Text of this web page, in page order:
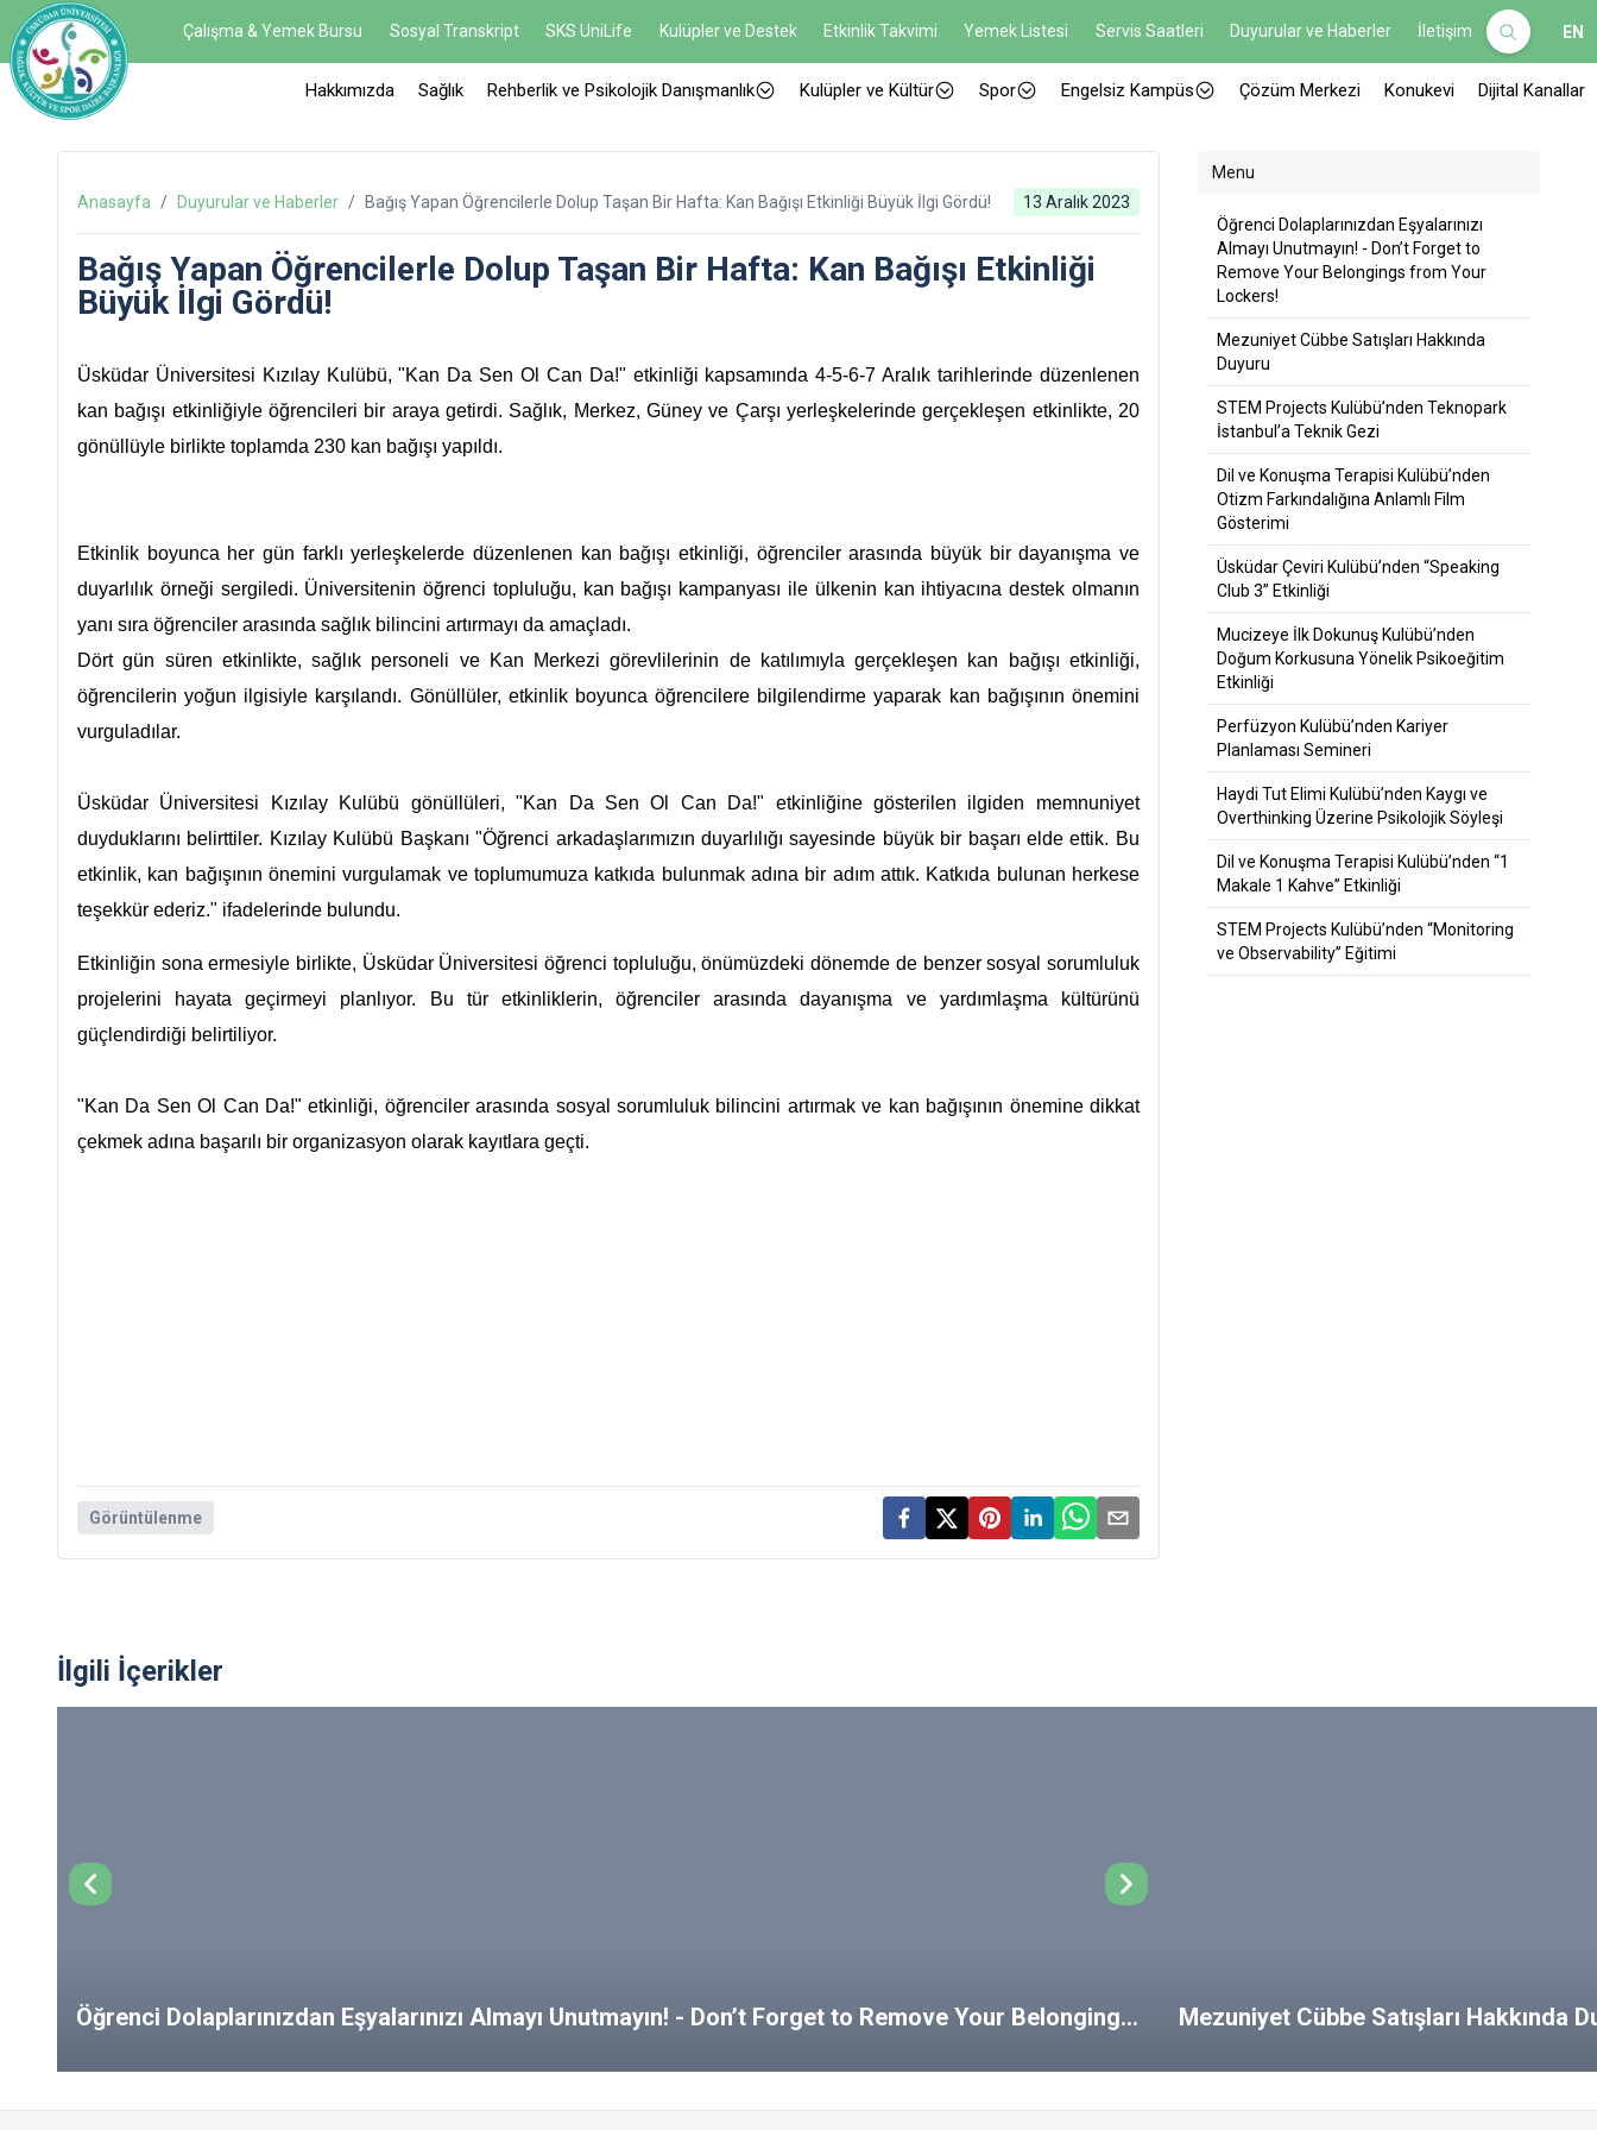
Çalışma & Yemek Bursu Sosyal Transkript SKS UniLife Kulüpler ve Destek Etkinlik Takvimi Yemek Listesi Servis Saatleri Duyurular ve Haberler İletişim EN
Hakkımızda Sağlık Rehberlik ve Psikolojik Danışmanlık Kulüpler ve Kültür Spor Engelsiz Kampüs Çözüm Merkezi Konukevi Dijital Kanallar
Anasayfa / Duyurular ve Haberler / Bağış Yapan Öğrencilerle Dolup Taşan Bir Hafta: Kan Bağışı Etkinliği Büyük İlgi Gördü! 13 Aralık 2023
Bağış Yapan Öğrencilerle Dolup Taşan Bir Hafta: Kan Bağışı Etkinliği
Büyük İlgi Gördü!
Üsküdar Üniversitesi Kızılay Kulübü, "Kan Da Sen Ol Can Da!" etkinliği kapsamında 4-5-6-7 Aralık tarihlerinde düzenlenen
kan bağışı etkinliğiyle öğrencileri bir araya getirdi. Sağlık, Merkez, Güney ve Çarşı yerleşkelerinde gerçekleşen etkinlikte, 20
gönüllüyle birlikte toplamda 230 kan bağışı yapıldı.
Etkinlik boyunca her gün farklı yerleşkelerde düzenlenen kan bağışı etkinliği, öğrenciler arasında büyük bir dayanışma ve
duyarlılık örneği sergiledi. Üniversitenin öğrenci topluluğu, kan bağışı kampanyası ile ülkenin kan ihtiyacına destek olmanın
yanı sıra öğrenciler arasında sağlık bilincini artırmayı da amaçladı.
Dört gün süren etkinlikte, sağlık personeli ve Kan Merkezi görevlilerinin de katılımıyla gerçekleşen kan bağışı etkinliği,
öğrencilerin yoğun ilgisiyle karşılandı. Gönüllüler, etkinlik boyunca öğrencilere bilgilendirme yaparak kan bağışının önemini
vurguladılar.
Üsküdar Üniversitesi Kızılay Kulübü gönüllüleri, "Kan Da Sen Ol Can Da!" etkinliğine gösterilen ilgiden memnuniyet
duyduklarını belirttiler. Kızılay Kulübü Başkanı "Öğrenci arkadaşlarımızın duyarlılığı sayesinde büyük bir başarı elde ettik. Bu
etkinlik, kan bağışının önemini vurgulamak ve toplumumuza katkıda bulunmak adına bir adım attık. Katkıda bulunan herkese
teşekkür ederiz." ifadelerinde bulundu.
Etkinliğin sona ermesiyle birlikte, Üsküdar Üniversitesi öğrenci topluluğu, önümüzdeki dönemde de benzer sosyal sorumluluk
projelerini hayata geçirmeyi planlıyor. Bu tür etkinliklerin, öğrenciler arasında dayanışma ve yardımlaşma kültürünü
güçlendirdiği belirtiliyor.
"Kan Da Sen Ol Can Da!" etkinliği, öğrenciler arasında sosyal sorumluluk bilincini artırmak ve kan bağışının önemine dikkat
çekmek adına başarılı bir organizasyon olarak kayıtlara geçti.
Görüntülenme
İlgili İçerikler
Öğrenci Dolaplarınızdan Eşyalarınızı Almayı Unutmayın! - Don’t Forget to Remove Your Belongings
Mezuniyet Cübbe Satışları Hakkında
Menu
Öğrenci Dolaplarınızdan Eşyalarınızı
Almayı Unutmayın! - Don’t Forget to
Remove Your Belongings from Your
Lockers!
Mezuniyet Cübbe Satışları Hakkında
Duyuru
STEM Projects Kulübü’nden Teknopark
İstanbul’a Teknik Gezi
Dil ve Konuşma Terapisi Kulübü’nden
Otizm Farkındalığına Anlamlı Film
Gösterimi
Üsküdar Çeviri Kulübü’nden “Speaking
Club 3” Etkinliği
Mucizeye İlk Dokunuş Kulübü’nden
Doğum Korkusuna Yönelik Psikoeğitim
Etkinliği
Perfüzyon Kulübü’nden Kariyer
Planlaması Semineri
Haydi Tut Elimi Kulübü’nden Kaygı ve
Overthinking Üzerine Psikolojik Söyleşi
Dil ve Konuşma Terapisi Kulübü’nden “1
Makale 1 Kahve” Etkinliği
STEM Projects Kulübü’nden “Monitoring
ve Observability” Eğitimi